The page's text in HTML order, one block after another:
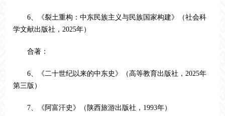
6、《裂土重构：中东民族主义与民族国家构建》（社会科
学文献出版社，2025年）
合著：
6、《二十世纪以来的中东史》（高等教育出版社，2025年
第三版）
7、《阿富汗史》（陕西旅游出版社，1993年）